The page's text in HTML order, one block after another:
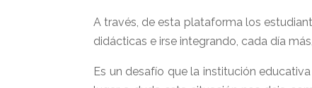
A través, de esta plataforma los
didácticas e irse integrando, cada día
Es un desafío que la institución